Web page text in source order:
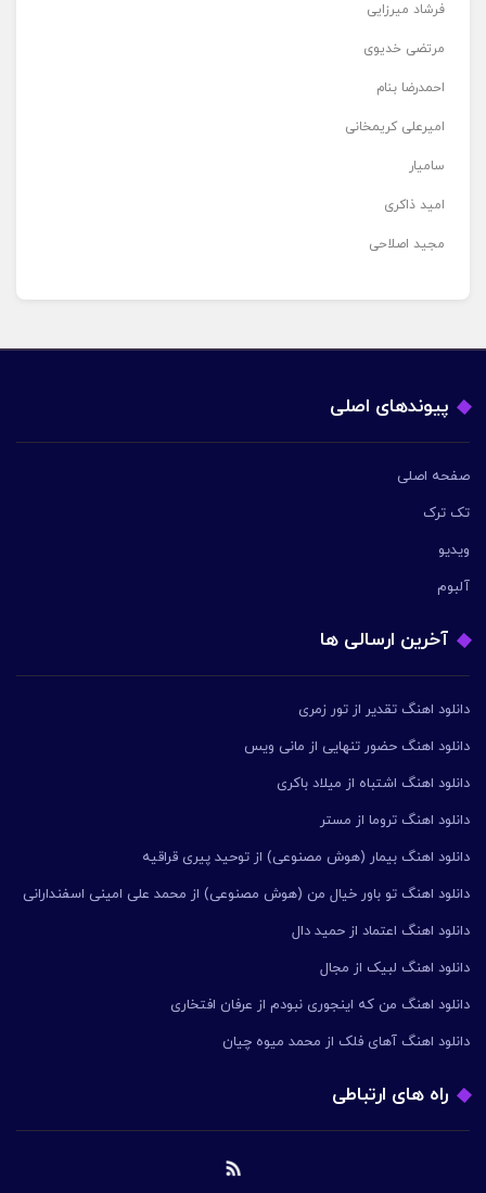
فرشاد میرزایی
مرتضی خدیوی
احمدرضا بنام
امیرعلی کریمخانی
سامیار
امید ذاکری
مجید اصلاحی
پیوندهای اصلی
صفحه اصلی
تک ترک
ویدیو
آلبوم
آخرین ارسالی ها
دانلود اهنگ تقدیر از تور زمری
دانلود اهنگ حضور تنهایی از مانی ویس
دانلود اهنگ اشتباه از میلاد باکری
دانلود اهنگ تروما از مستر
دانلود اهنگ بیمار (هوش مصنوعی) از توحید پیری قراقیه
دانلود اهنگ تو باور خیال من (هوش مصنوعی) از محمد علی امینی اسفندارانی
دانلود اهنگ اعتماد از حمید دال
دانلود اهنگ لبیک از مجال
دانلود اهنگ من که اینجوری نبودم از عرفان افتخاری
دانلود اهنگ آهای فلک از محمد میوه چیان
راه های ارتباطی